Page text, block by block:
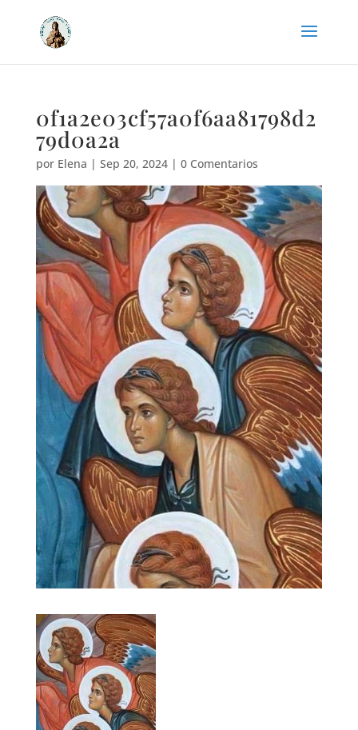
0f1a2e03cf57a0f6aa81798d2
79d0a2a
por Elena | Sep 20, 2024| 0 Comentarios